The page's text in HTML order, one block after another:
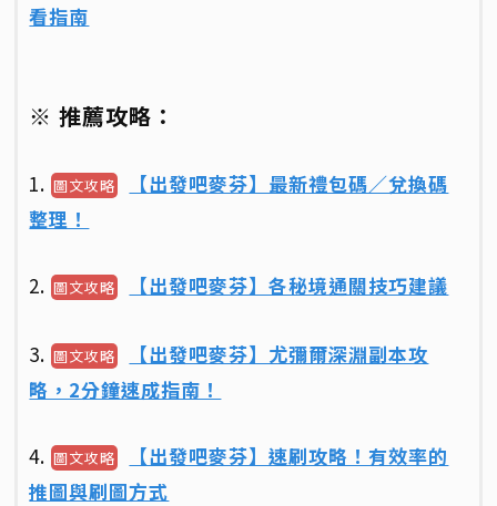
看指南
※ 推薦攻略：
1.圖文攻略
【出發吧麥芬】最新禮包碼／兌換碼
整理！
2.圖文攻略 【出發吧麥芬】各秘境通關技巧建議
3.圖文攻略
【出發吧麥芬】尤彌爾深淵副本攻
略，2分鐘速成指南！
4.圖文攻略
【出發吧麥芬】速刷攻略！有效率的
推圖與刷圖方式